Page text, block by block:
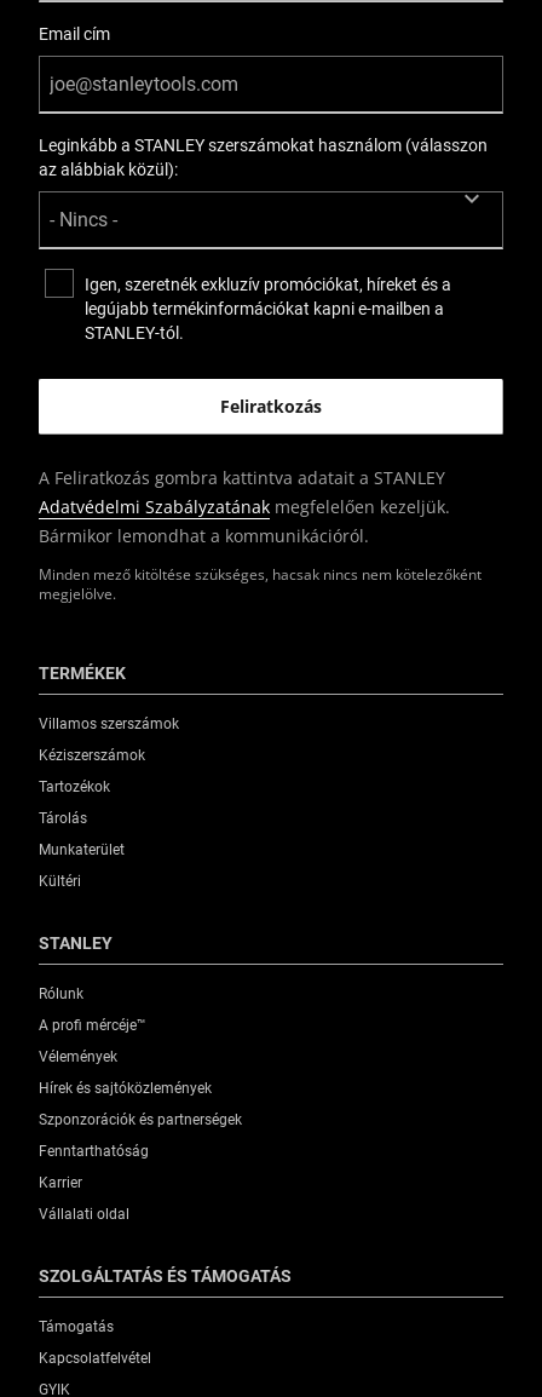
Minden mező kitöltése szükséges, hacsak nincs nem kötelezőként
megjelölve.
Email cím
Leginkább a STANLEY szerszámokat használom (válasszon
az alábbiak közül):
Igen, szeretnék exkluzív promóciókat, híreket és a
legújabb termékinformációkat kapni e-mailben a
STANLEY-tól.
A Feliratkozás gombra kattintva adatait a STANLEY
Adatvédelmi Szabályzatának megfelelően kezeljük.
Bármikor lemondhat a kommunikációról.
TERMÉKEK
Villamos szerszámok
Kéziszerszámok
Tartozékok
Tárolás
Munkaterület
Kültéri
STANLEY
Rólunk
A profi mércéje™
Vélemények
Hírek és sajtóközlemények
Szponzorációk és partnerségek
Fenntarthatóság
Karrier
Vállalati oldal
SZOLGÁLTATÁS ÉS TÁMOGATÁS
Támogatás
Kapcsolatfelvétel
GYIK